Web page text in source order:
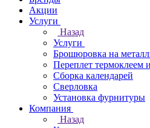
Акции
Услуги
Назад
Услуги
Брошюровка на
Переплет термоклеем
Сборка календарей
Сверловка
Установка фурнитуры
Компания
Назад